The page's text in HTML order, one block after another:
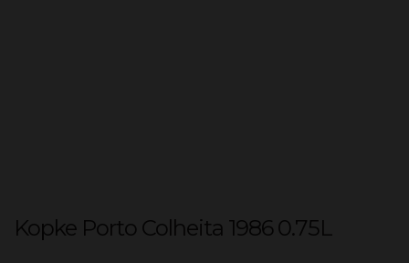
Kopke Porto Colheita 1986 0.75L